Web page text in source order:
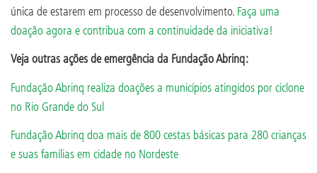
única de estarem em processo de desenvolvimento. Faça uma
doação agora e contribua com a continuidade da iniciativa!
Veja outras ações de emergência da Fundação Abrinq:
Fundação Abrinq realiza doações a municípios atingidos por ciclone
no Rio Grande do Sul
Fundação Abrinq doa mais de 800 cestas básicas para 280 crianças
e suas famílias em cidade no Nordeste